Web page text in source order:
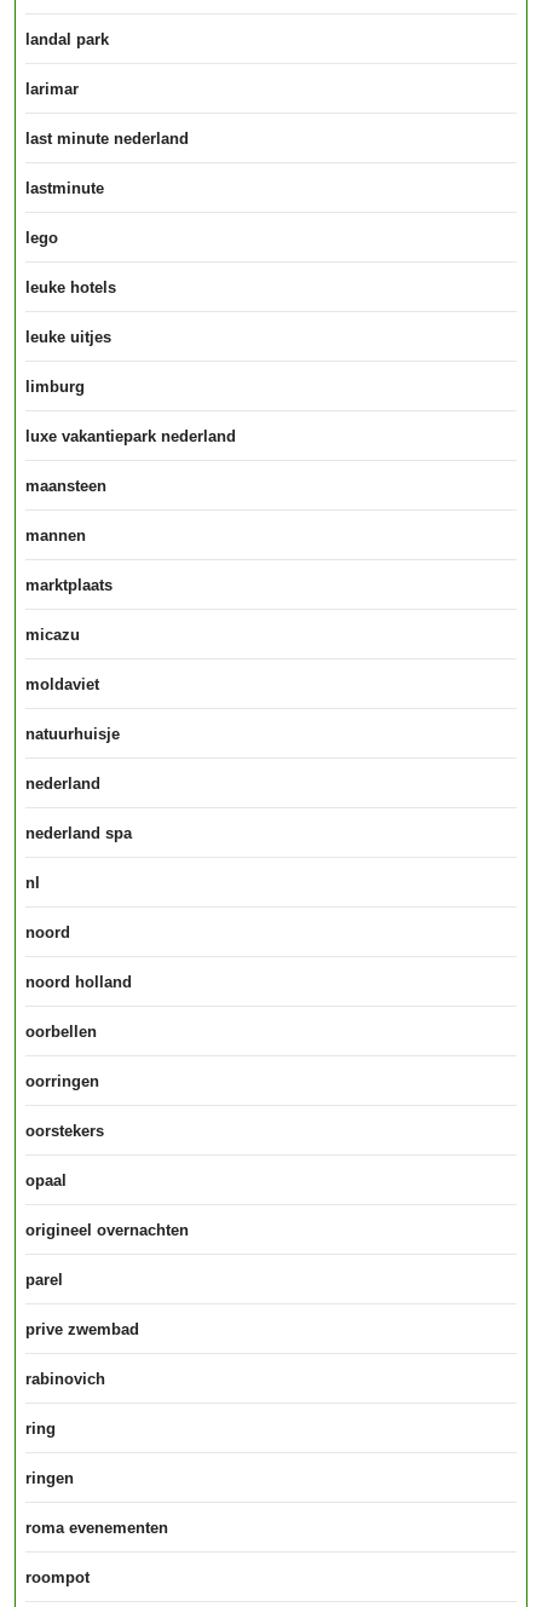
landal park
larimar
last minute nederland
lastminute
lego
leuke hotels
leuke uitjes
limburg
luxe vakantiepark nederland
maansteen
mannen
marktplaats
micazu
moldaviet
natuurhuisje
nederland
nederland spa
nl
noord
noord holland
oorbellen
oorringen
oorstekers
opaal
origineel overnachten
parel
prive zwembad
rabinovich
ring
ringen
roma evenementen
roompot